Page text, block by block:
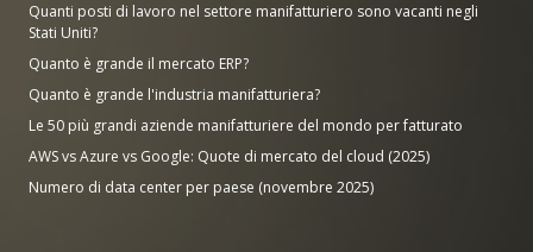
Quanti posti di lavoro nel settore manifatturiero sono vacanti negli
Stati Uniti?
Quanto è grande il mercato ERP?
Quanto è grande l'industria manifatturiera?
Le 50 più grandi aziende manifatturiere del mondo per fatturato
AWS vs Azure vs Google: Quote di mercato del cloud (2025)
Numero di data center per paese (novembre 2025)